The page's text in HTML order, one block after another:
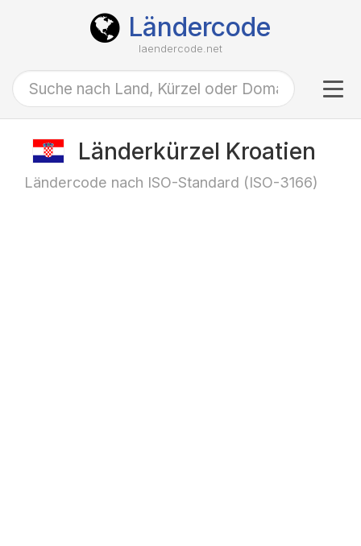
Ländercode
laendercode.net
Länderkürzel Kroatien
Ländercode nach ISO-Standard (ISO-3166)